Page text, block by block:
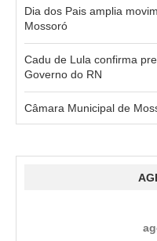
Dia dos Pais amplia
Mossoró
Cadu de Lula confirma
Governo do RN
Câmara Municipal de